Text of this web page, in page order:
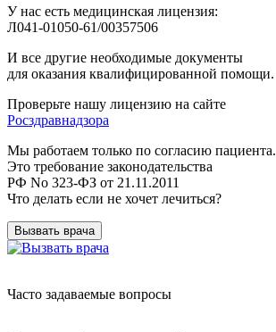
У нас есть медицинская лицензия:
Л041-01050-61/00357506
И все другие необходимые документы
для оказания квалифицированной помощи.
Проверьте нашу лицензию на сайте
Росздравнадзора
Мы работаем только по согласию пациента.
Это требование законодательства
РФ No 323-ФЗ от 21.11.2011
Что делать если не хочет лечиться?
Вызвать врача
Часто задаваемые вопросы